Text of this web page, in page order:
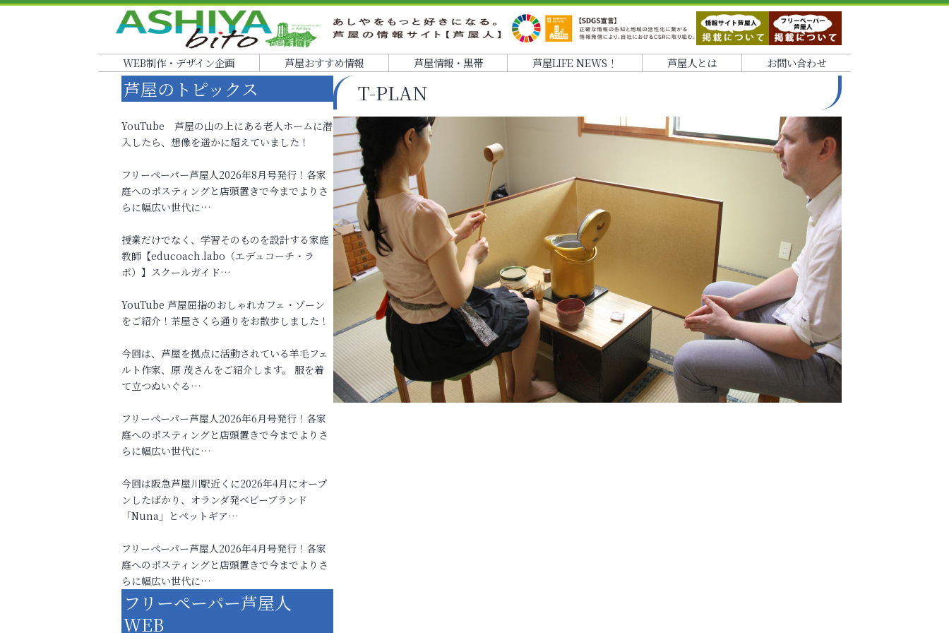
WEB制作・デザイン企画 芦屋おすすめ情報 芦屋情報・黒帯 芦屋LIFE NEWS！ 芦屋人とは お問い合わせ
T-PLAN
芦屋のトピックス
YouTube 芦屋の山の上にある老人ホームに潜
入したら、想像を遥かに超えていました！
フリーペーパー芦屋人2026年8月号発行！各家
庭へのポスティングと店頭置きで今までよりさ
らに幅広い世代に…
授業だけでなく、学習そのものを設計する家庭
教師【educoach.labo（エデュコーチ・ラ
ボ）】スクールガイド…
YouTube 芦屋屈指のおしゃれカフェ・ゾーン
をご紹介！茶屋さくら通りをお散歩しました！
今回は、芦屋を拠点に活動されている羊毛フェ
ルト作家、原 茂さんをご紹介します。 服を着
て立つぬいぐる…
フリーペーパー芦屋人2026年6月号発行！各家
庭へのポスティングと店頭置きで今までよりさ
らに幅広い世代に…
今回は阪急芦屋川駅近くに2026年4月にオープ
ンしたばかり、オランダ発ベビーブランド
「Nuna」とペットギア…
フリーペーパー芦屋人2026年4月号発行！各家
庭へのポスティングと店頭置きで今までよりさ
らに幅広い世代に…
フリーペーパー芦屋人
WEB